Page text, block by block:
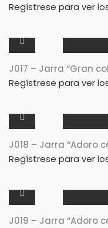
Regístrese para ver
J017 – Jarra “Gran
Regístrese para ver
J018 – Jarra “Adoro
Regístrese para ver
J019 – Jarra “Adoro